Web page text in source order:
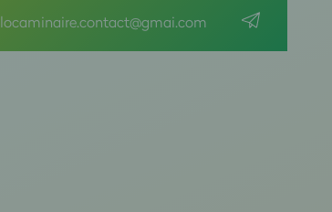
locaminaire.contact@gmai.com